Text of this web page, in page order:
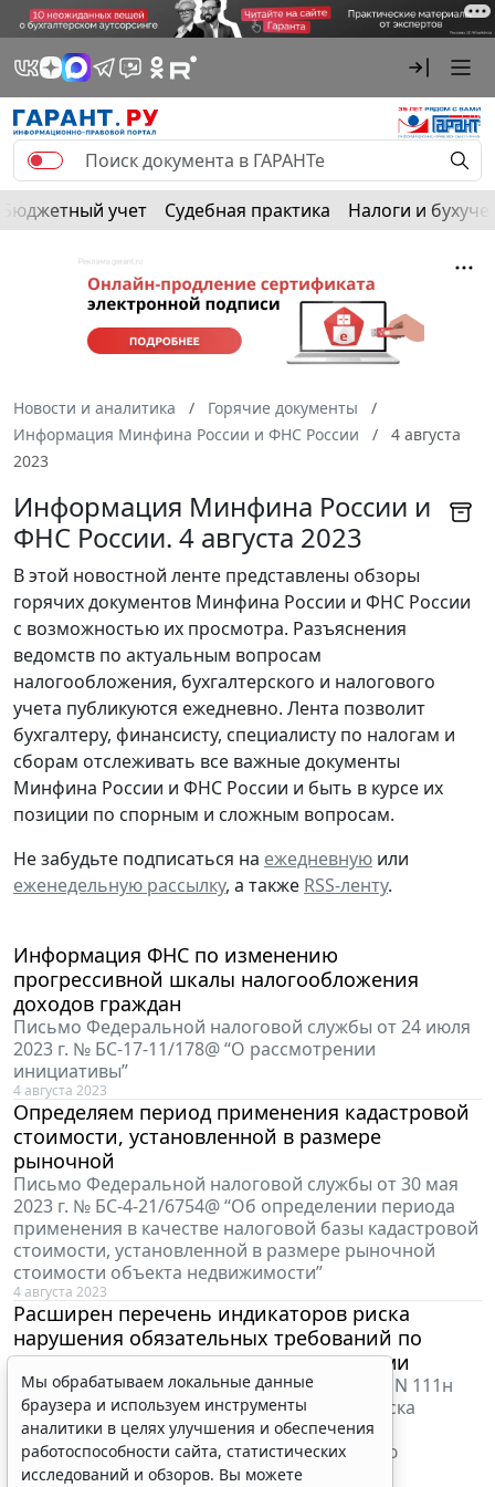
Бюджетный учет Судебная практика Налоги и
Новости и аналитика
Горячие документы
Информация Минфина России и ФНС России
4 августа
2023
Информация Минфина России и
ФНС России. 4 августа 2023
В этой новостной ленте представлены обзоры
горячих документов Минфина России и ФНС России
с возможностью их просмотра. Разъяснения
ведомств по актуальным вопросам
налогообложения, бухгалтерского и налогового
учета публикуются ежедневно. Лента позволит
бухгалтеру, финансисту, специалисту по налогам и
сборам отслеживать все важные документы
Минфина России и ФНС России и быть в курсе их
позиции по спорным и сложным вопросам.
Не забудьте подписаться на ежедневную или
еженедельную рассылку, а также RSS-ленту.
Информация ФНС по изменению
прогрессивной шкалы налогообложения
доходов граждан
Письмо Федеральной налоговой службы от 24 июля
2023 г. № БС-17-11/178@ “О рассмотрении
инициативы”
4 августа 2023
Определяем период применения кадастровой
стоимости, установленной в размере
рыночной
Письмо Федеральной налоговой службы от 30 мая
2023 г. № БС-4-21/6754@ “Об определении периода
применения в качестве налоговой базы кадастровой
стоимости, установленной в размере рыночной
стоимости объекта недвижимости”
4 августа 2023
Расширен перечень индикаторов риска
нарушения обязательных требований по
лицензионному контролю за лотереями
Приказ Минфина России от 30 июня 2023 г. N 111н
“Об утверждении перечня индикаторов риска
нарушения обязательных требований по
федеральному государственному контролю
(надзору) за проведением лотерей”
Мы обрабатываем локальные данные
браузера и используем инструменты
аналитики в целях улучшения и обеспечения
работоспособности сайта, статистических
исследований и обзоров. Вы можете